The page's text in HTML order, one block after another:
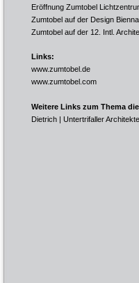
Eröffnung Zumtobel
Zumtobel auf der Design
Zumtobel auf der 12. Intl.
Links:
www.zumtobel.de
www.zumtobel.com
Weitere Links zum Thema
Dietrich | Untertrifaller